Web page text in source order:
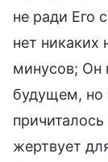
не ради Его
нет никаких
минусов; Он
будущем, но
жертвует